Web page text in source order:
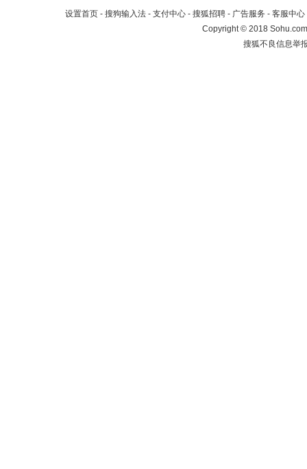
设置首页 - 搜狗输入法 - 支付中心 - 搜狐招聘 - 广告服务 - 客服中心
Copyright©2018
搜狐不良信息举